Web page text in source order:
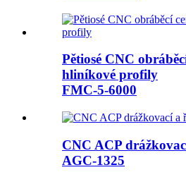
Pětiosé CNC
hliníkové profily
FMC-5-6000
CNC ACP
AGC-1325